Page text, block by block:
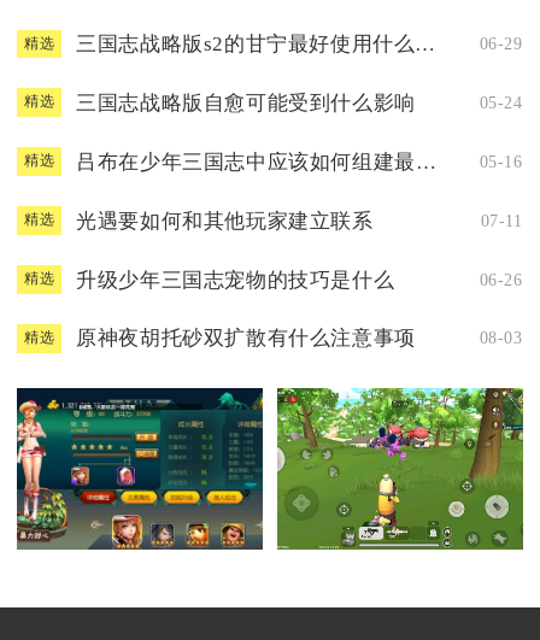
精选 三国志战略版s2的甘宁最好使用什么兵书 06-29
精选 三国志战略版自愈可能受到什么影响 05-24
精选 吕布在少年三国志中应该如何组建最佳阵容 05-16
精选 光遇要如何和其他玩家建立联系 07-11
精选 升级少年三国志宠物的技巧是什么 06-26
精选 原神夜胡托砂双扩散有什么注意事项 08-03